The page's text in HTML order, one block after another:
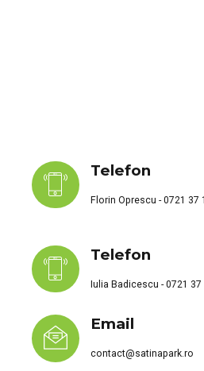
Telefon
Florin Oprescu - 0721 37
Telefon
Iulia Badicescu - 0721 37
Email
contact@satinapark.ro